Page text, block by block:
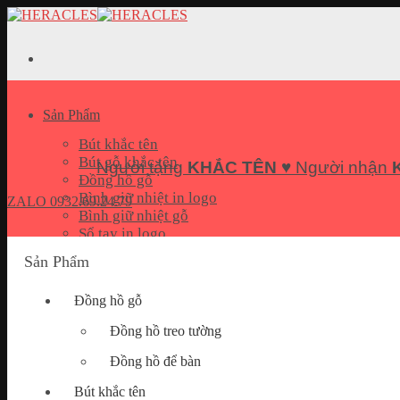
Skip
Sản Phẩm
Bút khắc tên
Bút gỗ khắc tên
Đồng hồ gỗ
Bình giữ nhiệt in logo
Bình giữ nhiệt gỗ
Sổ tay in logo
Pin sạc dự phòng in logo
Móc khoá khắc tên
Hộp đựng name card
Quà tặng doanh nghiệp
Bài Viết
Người tặng KHẮC TÊN ♥ Người nhận
ZALO 0932.69.24.79
Sản Phẩm
Đồng hồ gỗ
Đồng hồ treo tường
Đồng hồ để bàn
Bút khắc tên